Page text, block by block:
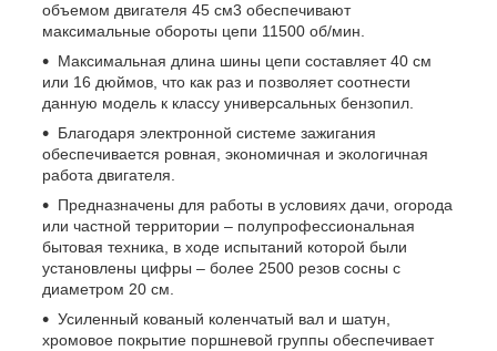
объемом двигателя 45 см3 обеспечивают
максимальные обороты цепи 11500 об/мин.
Максимальная длина шины цепи составляет 40 см
или 16 дюймов, что как раз и позволяет соотнести
данную модель к классу универсальных бензопил.
Благодаря электронной системе зажигания
обеспечивается ровная, экономичная и экологичная
работа двигателя.
Предназначены для работы в условиях дачи, огорода
или частной территории – полупрофессиональная
бытовая техника, в ходе испытаний которой были
установлены цифры – более 2500 резов сосны с
диаметром 20 см.
Усиленный кованый коленчатый вал и шатун,
хромовое покрытие поршневой группы обеспечивает